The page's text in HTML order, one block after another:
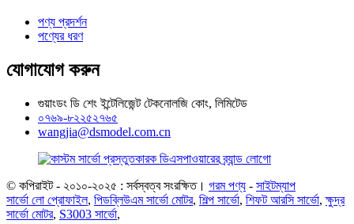
পণ্য প্রদর্শন
পণ্যের ধরণ
যোগাযোগ করুন
গুয়াংডং ডি শেং ইন্টেলিজেন্ট টেকনোলজি কোং, লিমিটেড
০৭৬৯-৮২২৫২৭৬৫
wangjia@dsmodel.com.cn
© কপিরাইট - ২০১০-২০২৫ : সর্বস্বত্ব সংরক্ষিত। গরম পণ্য - সাইটম্যাপ
সার্ভো লো প্রোফাইল, পিডব্লিউএম সার্ভো মোটর, শিল্প সার্ভো, শিফট আরসি সার্ভো,ক্ষুদ্র
সার্ভো মোটর, S3003 সার্ভো,